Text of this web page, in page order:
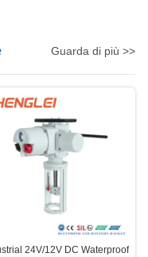
Guarda di più >>
24V/12V DC Waterproof